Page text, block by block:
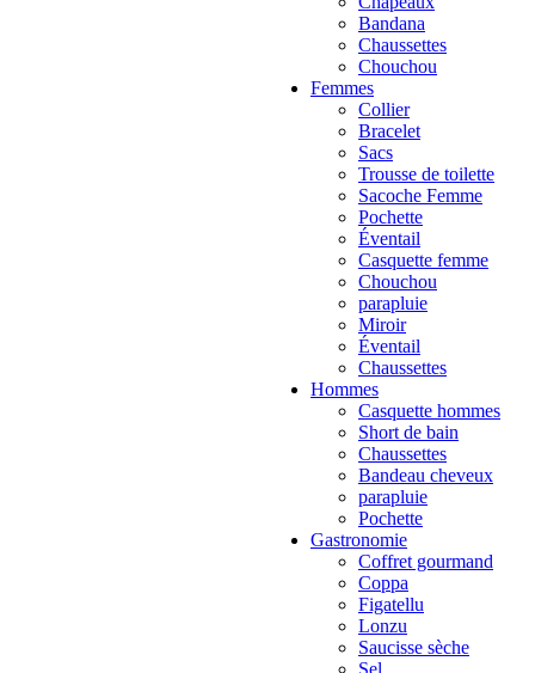
Bandana
Chaussettes
Chouchou
Femmes
Collier
Bracelet
Sacs
Trousse de toilette
Sacoche Femme
Pochette
Éventail
Casquette femme
Chouchou
parapluie
Miroir
Éventail
Chaussettes
Hommes
Casquette hommes
Short de bain
Chaussettes
Bandeau cheveux
parapluie
Pochette
Gastronomie
Coffret gourmand
Coppa
Figatellu
Lonzu
Saucisse sèche
Sel